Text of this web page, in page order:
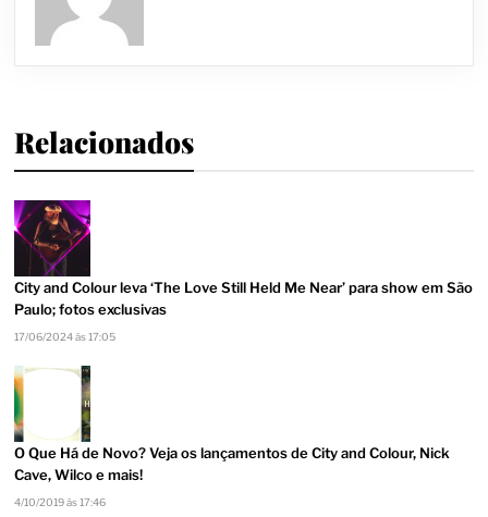
Relacionados
City and Colour leva ‘The Love Still Held Me Near’ para show em São
Paulo; fotos exclusivas
17/06/2024 às 17:05
O Que Há de Novo? Veja os lançamentos de City and Colour, Nick
Cave, Wilco e mais!
4/10/2019 às 17:46